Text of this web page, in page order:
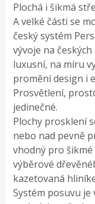
Plochá i šikmá
A velké části se
český systém
vývoje na
luxusní, na míru
promění design i
Prosvětlení,
jedinečné.
Plochy prosklení
nebo nad pevně
vhodný pro šikmé
výběrové
kazetovaná
Systém posuvu